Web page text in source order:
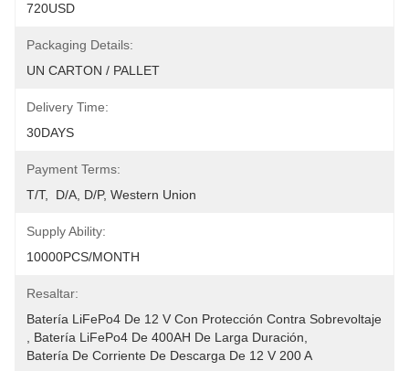
720USD
Packaging Details:
UN CARTON / PALLET
Delivery Time:
30DAYS
Payment Terms:
T/T,  D/A, D/P, Western Union
Supply Ability:
10000PCS/MONTH
Resaltar:
Batería LiFePo4 De 12 V Con Protección Contra Sobrevoltaje
Batería LiFePo4 De 400AH De Larga Duración
Batería De Corriente De Descarga De 12 V 200 A